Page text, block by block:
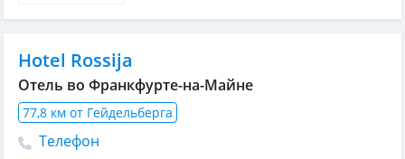
Hotel Rossija
Отель во Франкфурте-на-Майне
77,8 км от Гейдельберга
Телефон